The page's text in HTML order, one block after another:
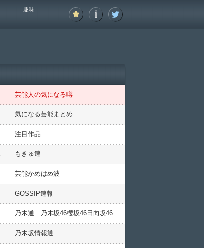
趣味
芸能人の気になる噂
気になる芸能まとめ
注目作品
もきゅ速
芸能かめはめ波
GOSSIP速報
乃木通 乃木坂46櫻坂46日向坂46
乃木坂情報通